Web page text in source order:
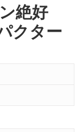
絶好
クター